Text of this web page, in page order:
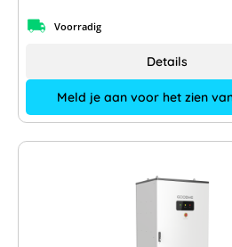
Voorradig
Meld je aan voor het zien
Details